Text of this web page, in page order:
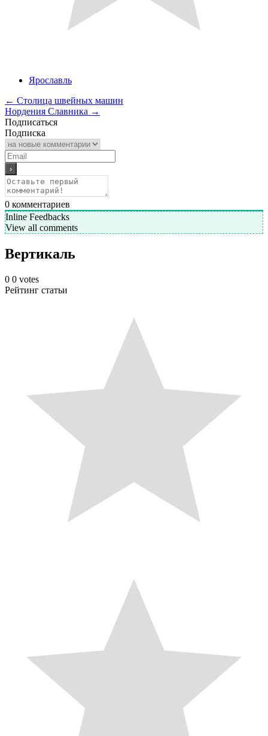
Ярославль
← Столица швейных машин
Нордения Славника →
Подписаться
Подписка
0 комментариев
Inline Feedbacks
View all comments
Вертикаль
0 0 votes
Рейтинг статьи